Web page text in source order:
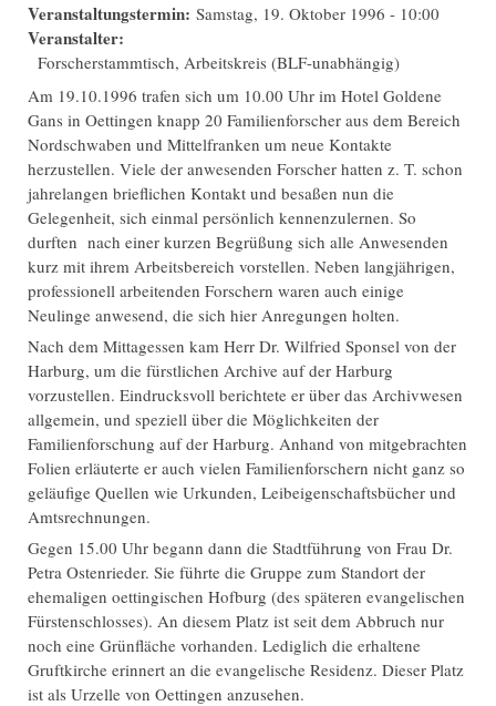
Veranstaltungstermin: Samstag, 19. Oktober 1996 - 10:00
Veranstalter:
Forscherstammtisch, Arbeitskreis (BLF-unabhängig)
Am 19.10.1996 trafen sich um 10.00 Uhr im Hotel Goldene
Gans in Oettingen knapp 20 Familienforscher aus dem Bereich
Nordschwaben und Mittelfranken um neue Kontakte
herzustellen. Viele der anwesenden Forscher hatten z. T. schon
jahrelangen brieflichen Kontakt und besaßen nun die
Gelegenheit, sich einmal persönlich kennenzulernen. So
durften nach einer kurzen Begrüßung sich alle Anwesenden
kurz mit ihrem Arbeitsbereich vorstellen. Neben langjährigen,
professionell arbeitenden Forschern waren auch einige
Neulinge anwesend, die sich hier Anregungen holten.
Nach dem Mittagessen kam Herr Dr. Wilfried Sponsel von der
Harburg, um die fürstlichen Archive auf der Harburg
vorzustellen. Eindrucksvoll berichtete er über das Archivwesen
allgemein, und speziell über die Möglichkeiten der
Familienforschung auf der Harburg. Anhand von mitgebrachten
Folien erläuterte er auch vielen Familienforschern nicht ganz so
geläufige Quellen wie Urkunden, Leibeigenschaftsbücher und
Amtsrechnungen.
Gegen 15.00 Uhr begann dann die Stadtführung von Frau Dr.
Petra Ostenrieder. Sie führte die Gruppe zum Standort der
ehemaligen oettingischen Hofburg (des späteren evangelischen
Fürstenschlosses). An diesem Platz ist seit dem Abbruch nur
noch eine Grünfläche vorhanden. Lediglich die erhaltene
Gruftkirche erinnert an die evangelische Residenz. Dieser Platz
ist als Urzelle von Oettingen anzusehen.